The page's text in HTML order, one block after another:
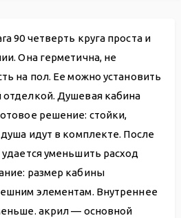
90 четверть круга проста и
Она герметична, не
на пол. Ее можно установить
Душевая кабина
решение: стойки,
идут в комплекте. После
удается уменьшить расход
размер кабины
элементам. Внутреннее
акрил — основной